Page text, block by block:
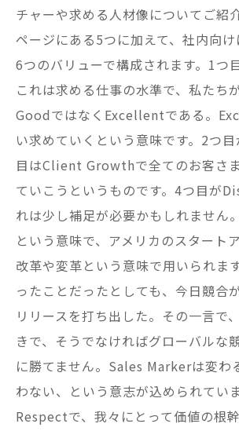
チャーや求める人材像についてご紹
ページにある5つに加えて、社内向
6つのバリューで構成されます。1つ
これは求める仕事の水準で、私たち
GoodではなくExcellentである。
い求めていくという意味です。2つ
目はClient Growthで全てのお客さ
ていこうというものです。4つ目が
れは少し補足が必要かもしれません
という意味で、アメリカのスタート
改革や変革という意味で用いられま
ったことだったとしても、今日競合
リリースを打ち出した。その一言で
きで、そうでなければグローバルな
に勝てません。Sales Markerは変わ
わない、という意志が込められてい
Respectで、我々にとって価値の根幹